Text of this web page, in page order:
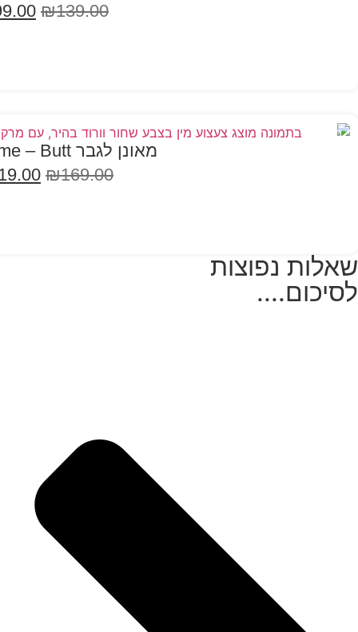
₪139.00
במבצע
מאונן לגבר Sweet Time – Butt
₪169.00
שאלות נפוצות
לסיכום....